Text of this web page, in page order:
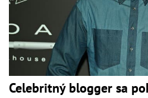
Celebritný blogger sa